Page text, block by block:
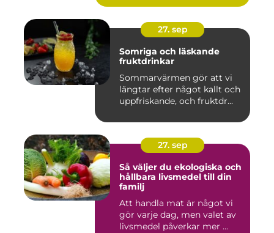
27. sep
Somriga och läskande
fruktdrinkar
Sommarvärmen gör att vi
längtar efter något kallt och
uppfriskande, och fruktdr...
27. sep
Så väljer du ekologiska och
hållbara livsmedel till din
familj
Att handla mat är något vi
gör varje dag, men valet av
livsmedel påverkar mer ...